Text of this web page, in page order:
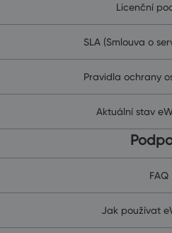
Licenční
SLA (Smlouva o
Pravidla ochrany
Aktuální stav
FAQ
Jak používat